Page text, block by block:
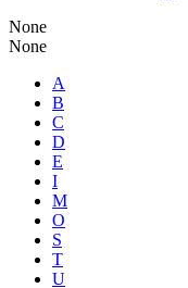
None
None
A
B
C
D
E
I
M
O
S
T
U